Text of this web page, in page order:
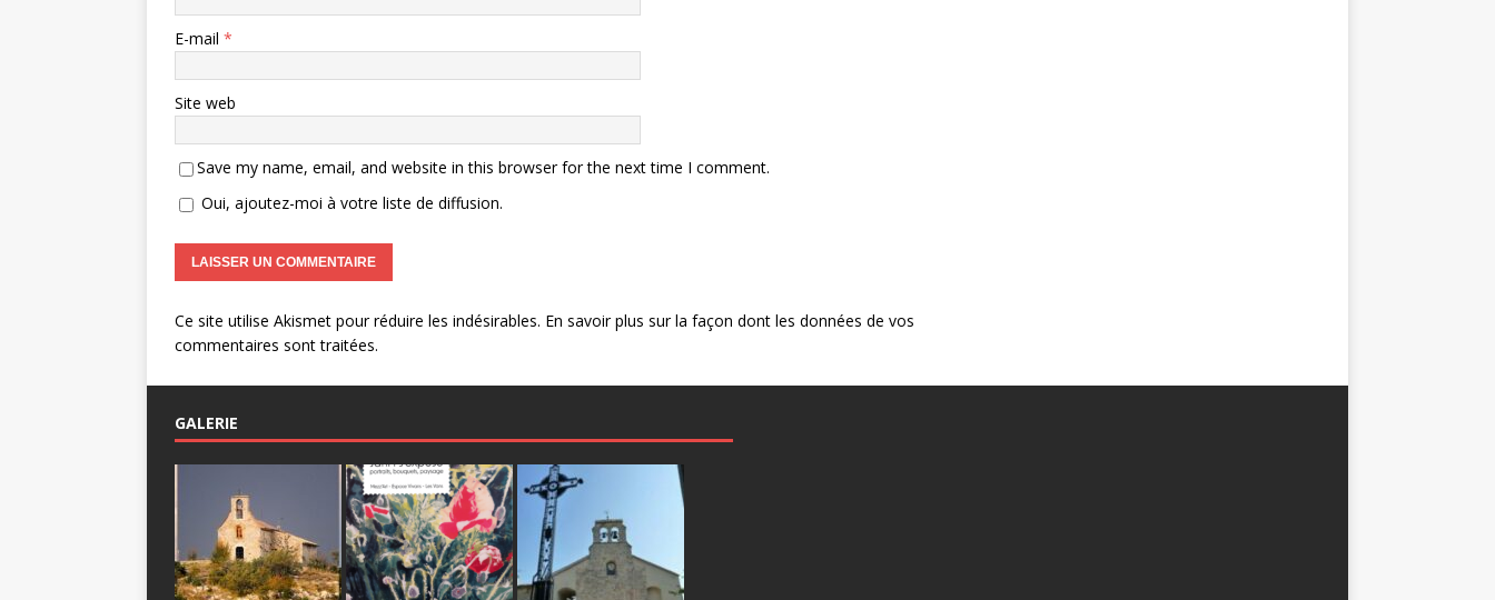
E-mail *
Site web
Save my name, email, and website in this browser for the next time I comment.
Oui, ajoutez-moi à votre liste de diffusion.
Ce site utilise Akismet pour réduire les indésirables. En savoir plus sur la façon dont les données de vos
commentaires sont traitées.
GALERIE